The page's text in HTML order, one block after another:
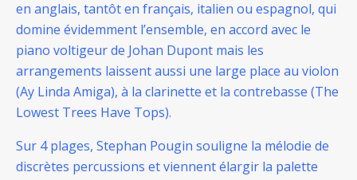
en anglais, tantôt en français, italien ou espagnol, qui
domine évidemment l’ensemble, en accord avec le
piano voltigeur de Johan Dupont mais les
arrangements laissent aussi une large place au violon
(Ay Linda Amiga), à la clarinette et la contrebasse (The
Lowest Trees Have Tops).
Sur 4 plages, Stephan Pougin souligne la mélodie de
discrètes percussions et viennent élargir la palette